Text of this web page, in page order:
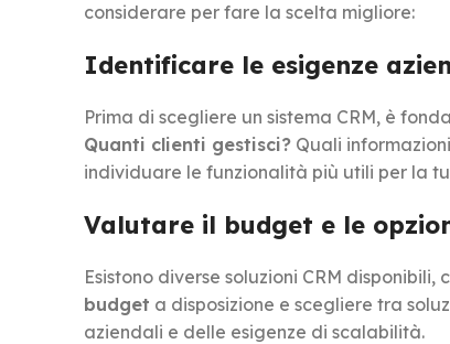
considerare per fare la scelta migliore:
Identificare le esigenze
Prima di scegliere un sistema CRM, è
Quanti clienti gestisci? Quali
individuare le funzionalità più utili per la
Valutare il budget e le
Esistono diverse soluzioni CRM
budget a disposizione e scegliere tra
aziendali e delle esigenze di scalabilità.